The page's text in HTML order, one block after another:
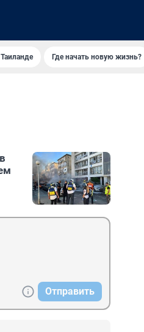
Где начать новую жизнь?
Отправить